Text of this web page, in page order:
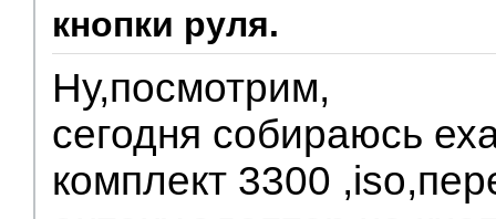
кнопки руля.
Ну,посмотрим,
сегодня собираюсь
комплект 3300